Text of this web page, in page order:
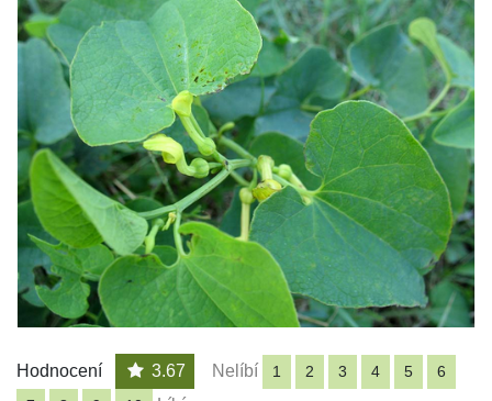
Hodnocení 3.67 Nelíbí 1 2 3 4 5
6